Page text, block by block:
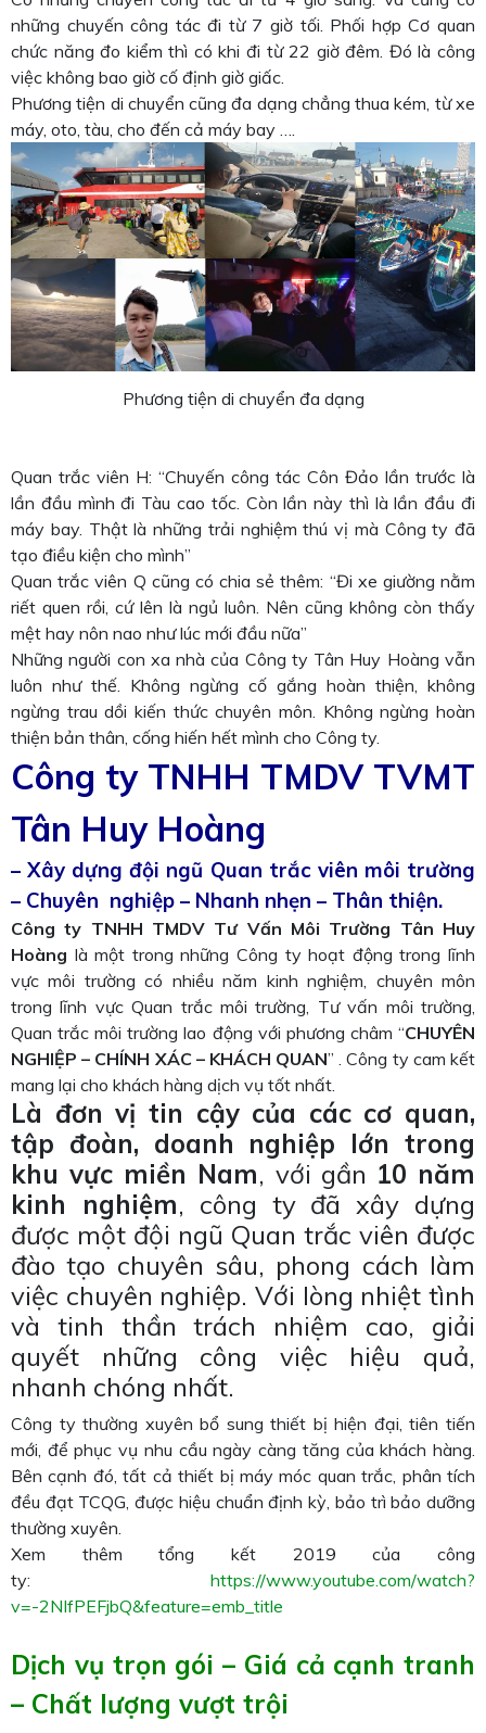
những chuyến công tác đi từ 7 giờ tối. Phối hợp Cơ quan
chức năng đo kiểm thì có khi đi từ 22 giờ đêm. Đó là công
việc không bao giờ cố định giờ giấc.
Phương tiện di chuyển cũng đa dạng chẳng thua kém, từ xe
máy, oto, tàu, cho đến cả máy bay ….
Phương tiện di chuyển đa dạng
Quan trắc viên H: “Chuyến công tác Côn Đảo lần trước là
lần đầu mình đi Tàu cao tốc. Còn lần này thì là lần đầu đi
máy bay. Thật là những trải nghiệm thú vị mà Công ty đã
tạo điều kiện cho mình”
Quan trắc viên Q cũng có chia sẻ thêm: “Đi xe giường nằm
riết quen rồi, cứ lên là ngủ luôn. Nên cũng không còn thấy
mệt hay nôn nao như lúc mới đầu nữa”
Những người con xa nhà của Công ty Tân Huy Hoàng vẫn
luôn như thế. Không ngừng cố gắng hoàn thiện, không
ngừng trau dồi kiến thức chuyên môn. Không ngừng hoàn
thiện bản thân, cống hiến hết mình cho Công ty.
Công ty TNHH TMDV TVMT
Tân Huy Hoàng
– Xây dựng đội ngũ Quan trắc viên môi trường
– Chuyên nghiệp – Nhanh nhẹn – Thân thiện.
Công ty TNHH TMDV Tư Vấn Môi Trường Tân Huy
Hoàng là một trong những Công ty hoạt động trong lĩnh
vực môi trường có nhiều năm kinh nghiệm, chuyên môn
trong lĩnh vực Quan trắc môi trường, Tư vấn môi trường,
Quan trắc môi trường lao động với phương châm “CHUYÊN
NGHIỆP – CHÍNH XÁC – KHÁCH QUAN” . Công ty cam kết
mang lại cho khách hàng dịch vụ tốt nhất.
Là đơn vị tin cậy của các cơ quan,
tập đoàn, doanh nghiệp lớn trong
khu vực miền Nam, với gần 10 năm
kinh nghiệm, công ty đã xây dựng
được một đội ngũ Quan trắc viên được
đào tạo chuyên sâu, phong cách làm
việc chuyên nghiệp. Với lòng nhiệt tình
và tinh thần trách nhiệm cao, giải
quyết những công việc hiệu quả,
nhanh chóng nhất.
Công ty thường xuyên bổ sung thiết bị hiện đại, tiên tiến
mới, để phục vụ nhu cầu ngày càng tăng của khách hàng.
Bên cạnh đó, tất cả thiết bị máy móc quan trắc, phân tích
đều đạt TCQG, được hiệu chuẩn định kỳ, bảo trì bảo dưỡng
thường xuyên.
Xem thêm tổng kết 2019 của công
ty: https://www.youtube.com/watch?
v=-2NIfPEFjbQ&feature=emb_title
Dịch vụ trọn gói – Giá cả cạnh tranh
– Chất lượng vượt trội